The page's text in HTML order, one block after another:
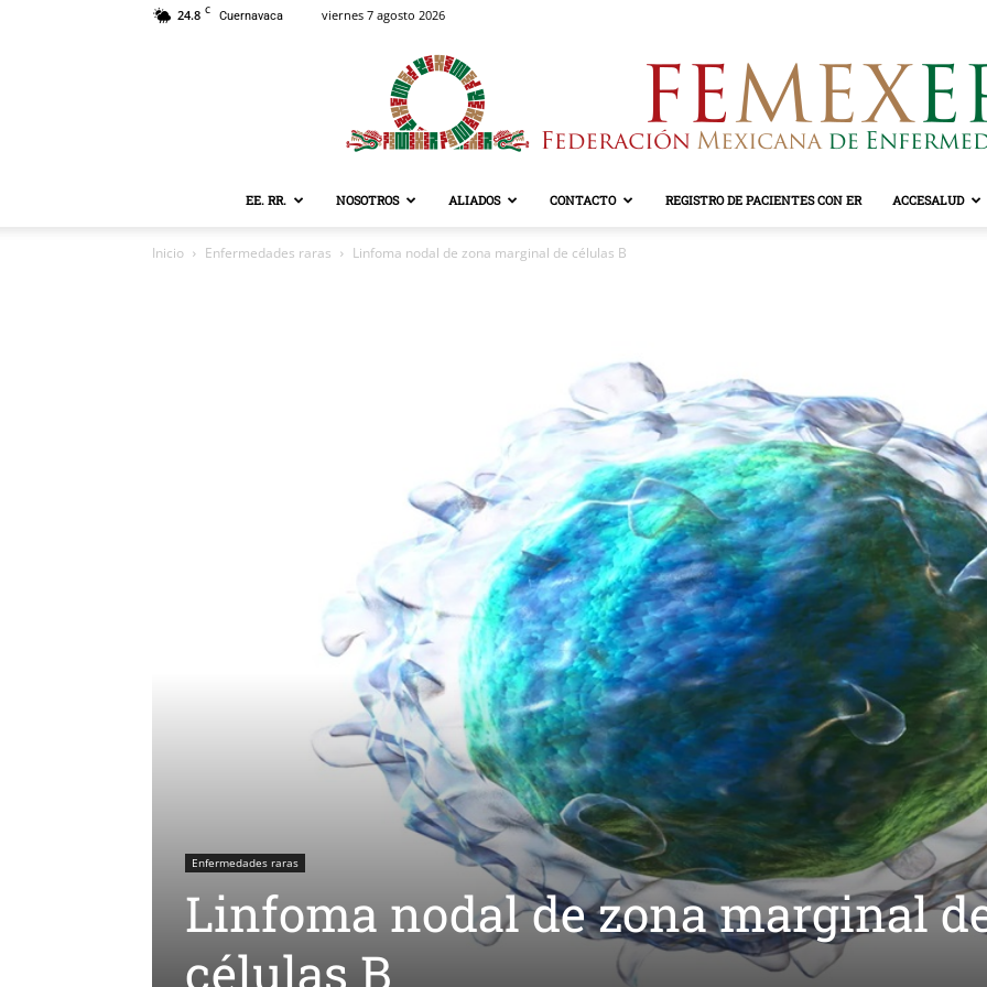
24.8 C Cuernavaca viernes 7 agosto 2026
EE. RR. NOSOTROS ALIADOS CONTACTO REGISTRO DE PACIENTES CON ER ACCESALUD
Inicio Enfermedades raras Linfoma nodal de zona marginal de células B
Enfermedades raras
Linfoma nodal de zona marginal
células B